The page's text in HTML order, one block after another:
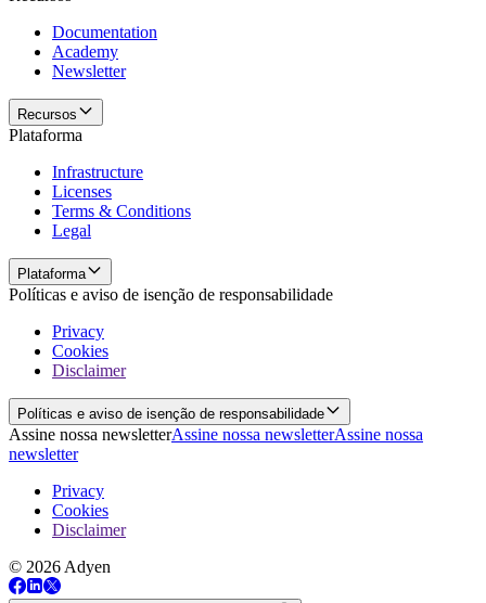
Documentation
Academy
Newsletter
Recursos
Plataforma
Infrastructure
Licenses
Terms & Conditions
Legal
Plataforma
Políticas e aviso de isenção de responsabilidade
Privacy
Cookies
Disclaimer
Políticas e aviso de isenção de responsabilidade
Assine nossa newsletterAssine nossa newsletterAssine nossa
newsletter
Privacy
Cookies
Disclaimer
© 2026 Adyen